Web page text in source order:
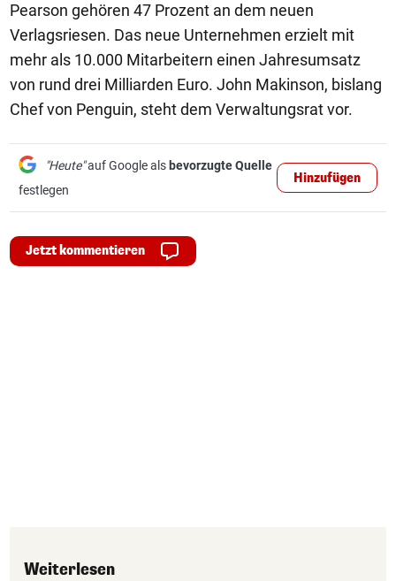
Pearson gehören 47 Prozent an dem neuen
Verlagsriesen. Das neue Unternehmen erzielt mit
mehr als 10.000 Mitarbeitern einen Jahresumsatz
von rund drei Milliarden Euro. John Makinson, bislang
Chef von Penguin, steht dem Verwaltungsrat vor.
"Heute"auf Google als bevorzugte Quelle
festlegen
Hinzufügen
Jetzt kommentieren
Weiterlesen